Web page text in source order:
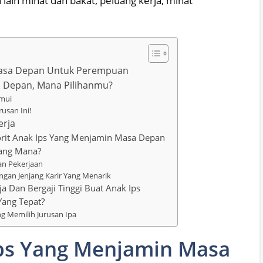
Depan Untuk Perempuan
Mana Pilihanmu?
Ini!
Anak Ips Yang Menjamin Masa Depan
Mana?
Pekerjaan
Jenjang Karir Yang Menarik
Dan Bergaji Tinggi Buat Anak Ips
Tepat?
Memilih Jurusan Ipa
Yang Menjamin Masa